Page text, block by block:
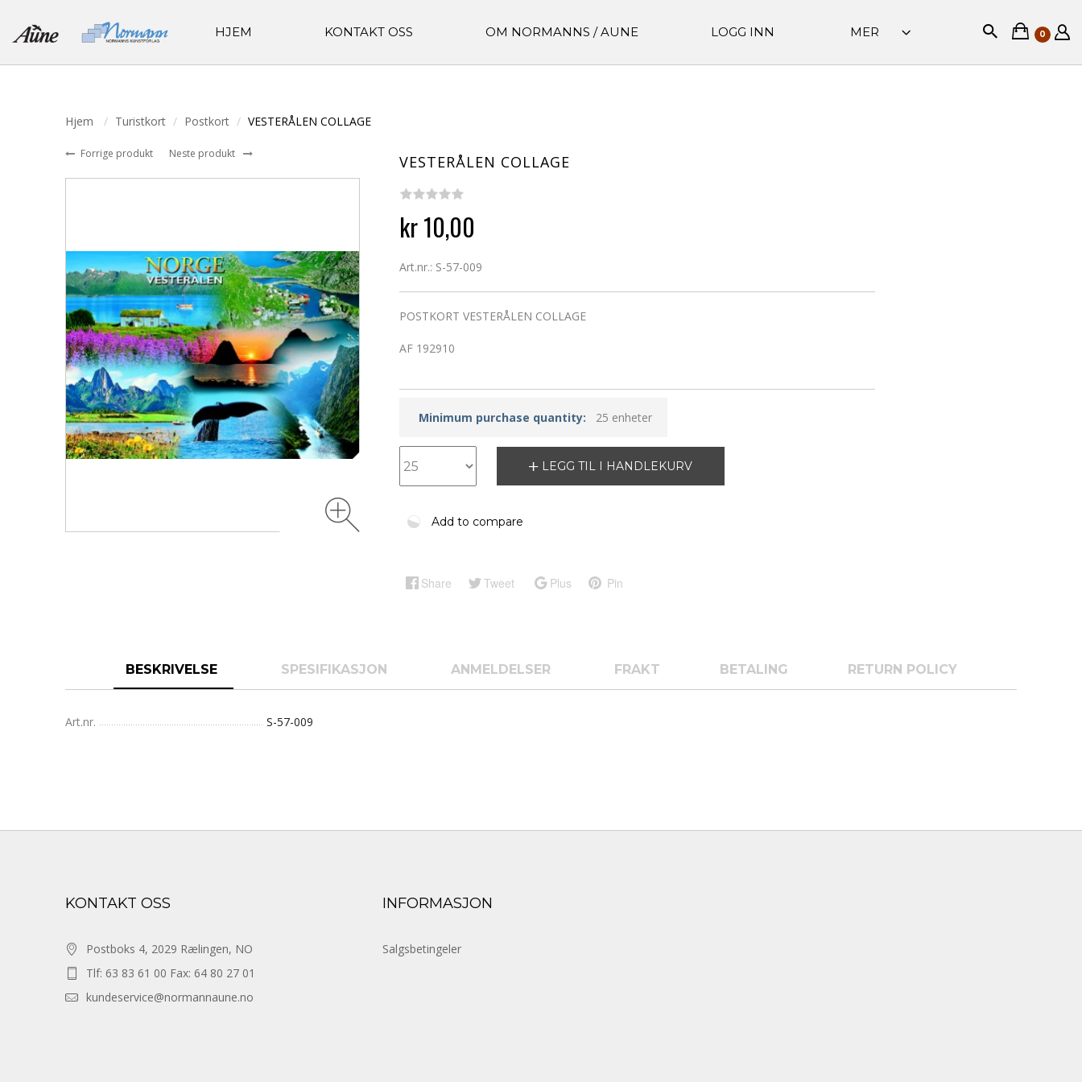
HJEM KONTAKT OSS OM NORMANNS / AUNE LOGG INN MER 0
Hjem Turistkort Postkort VESTERÅLEN COLLAGE
Forrige produkt Neste produkt VESTERÅLEN COLLAGE
kr 10,00
Art.nr.: S-57-009
POSTKORT VESTERÅLEN COLLAGE
AF 192910
Minimum purchase quantity: 25 enheter
LEGG TIL I HANDLEKURV
Add to compare
Share Tweet Plus Pin
BESKRIVELSE SPESIFIKASJON ANMELDELSER FRAKT BETALING RETURN POLICY
Art.nr. S-57-009
KONTAKT OSS
Postboks 4, 2029 Rælingen, NO
Tlf: 63 83 61 00 Fax: 64 80 27 01
kundeservice@normannaune.no
INFORMASJON
Salgsbetingeler